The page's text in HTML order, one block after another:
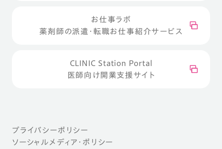
お仕事ラボ
薬剤師の派遣・転職お仕事紹介サービス
CLINIC Station Portal
医師向け開業支援サイト
プライバシーポリシー
ソーシャルメディア・ポリシー